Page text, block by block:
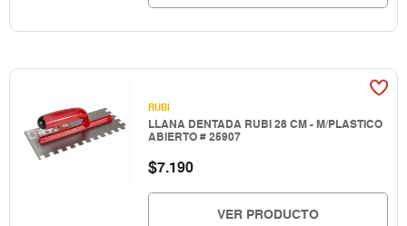
RUBI
LLANA DENTADA RUBI 28 CM - M/PLASTICO
ABIERTO # 25907
$7.190
VER PRODUCTO